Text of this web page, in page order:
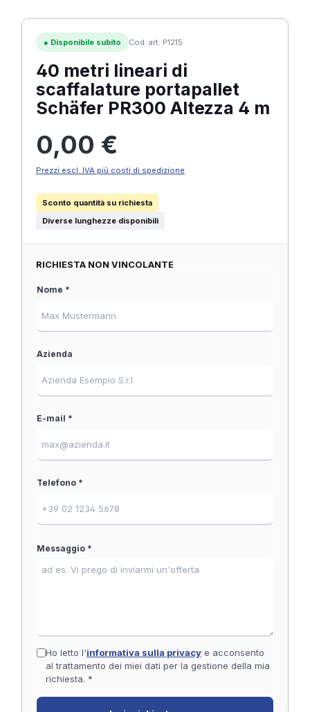
● Disponibile subito Cod. art. P1215
40 metri lineari di
scaffalature portapallet
Schäfer PR300 Altezza 4 m
0,00 €
Prezzi escl. IVA più costi di spedizione
Sconto quantità su richiesta
Diverse lunghezze disponibili
RICHIESTA NON VINCOLANTE
Nome *
Azienda
E-mail *
Telefono *
Messaggio *
Ho letto l'informativa sulla privacye acconsento
al trattamento dei miei dati per la gestione della mia
richiesta. *